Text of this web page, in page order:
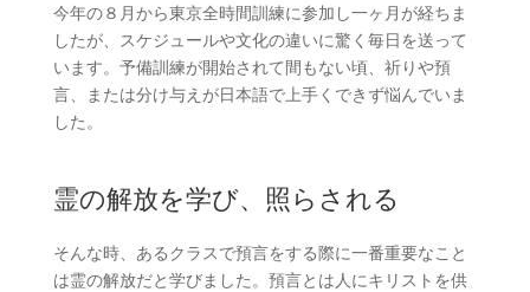
今年の８月から東京全時間訓練に参加し一ヶ月が経ちま
したが、スケジュールや文化の違いに驚く毎日を送って
います。予備訓練が開始されて間もない頃、祈りや預
言、または分け与えが日本語で上手くできず悩んでいま
した。
霊の解放を学び、照らされる
そんな時、あるクラスで預言をする際に一番重要なこと
は霊の解放だと学びました。預言とは人にキリストを供